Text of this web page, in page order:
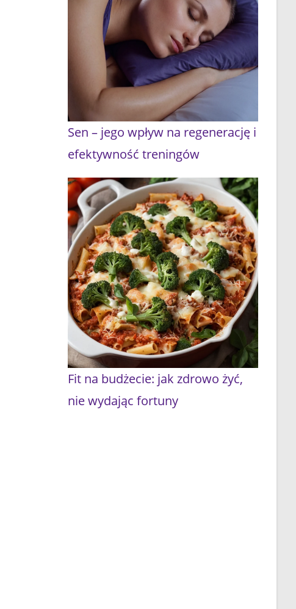
Sen – jego wpływ na regenerację i
efektywność treningów
Fit na budżecie: jak zdrowo żyć,
nie wydając fortuny